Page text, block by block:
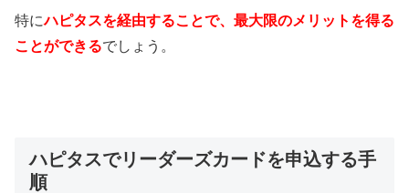
特にハピタスを経由することで、最大限のメリットを得る
ことができるでしょう​​。
ハピタスでリーダーズカードを申込する手
順